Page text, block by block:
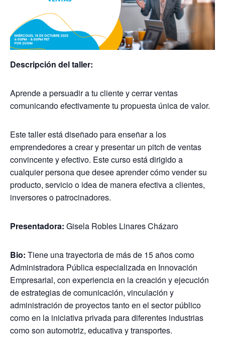
Descripción del taller:
Aprende a persuadir a tu cliente y cerrar ventas
comunicando efectivamente tu propuesta única de valor.
Este taller está diseñado para enseñar a los
emprendedores a crear y presentarun pitch de ventas
convincente y efectivo. Este curso está dirigido a
cualquierpersona que desee aprender cómo vender su
producto, servicio o idea de maneraefectiva a clientes,
inversores o patrocinadores.
Presentadora: Gisela Robles Linares Cházaro
Bio: Tiene una trayectoria de más de 15 años como
Administradora Pública especializada en Innovación
Empresarial, con experiencia en la creación y ejecución
de estrategias de comunicación, vinculación y
administración de proyectos tanto en el sector público
como en la iniciativa privada para diferentes industrias
como son automotriz, educativa y transportes.